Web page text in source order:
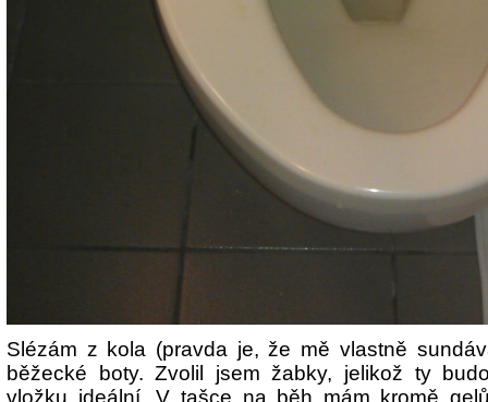
Slézám z kola (pravda je, že mě vlastně
běžecké boty. Zvolil jsem žabky, jelikož ty
vložku ideální. V tašce na běh mám kromě